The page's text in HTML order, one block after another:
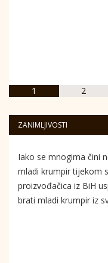
1 2
ZANIMLJIVOSTI
Iako se mnogima čini
mladi krumpir tijekom
proizvođačica iz BiH
brati mladi krumpir iz